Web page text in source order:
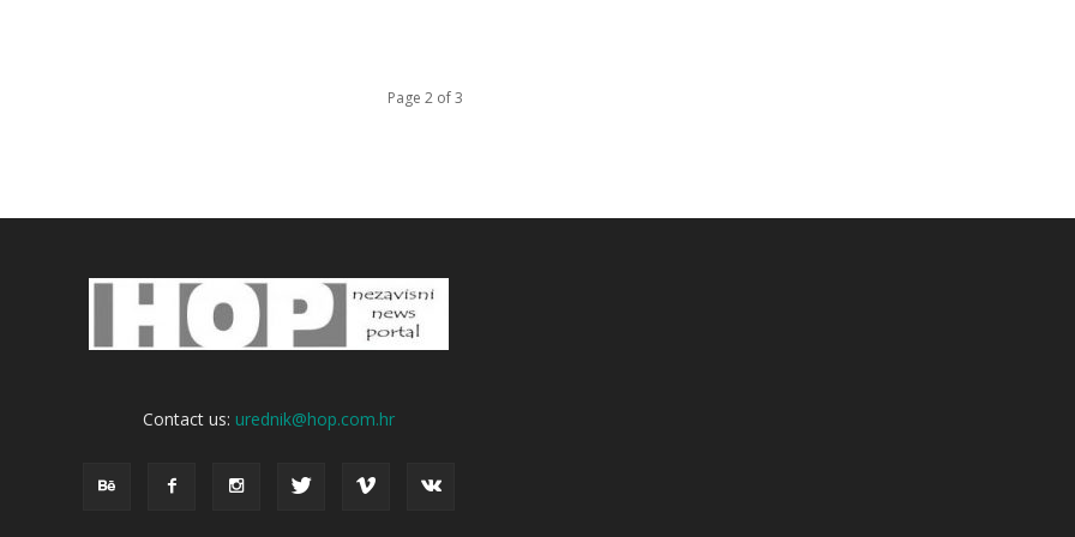
Page 2 of 3
Contact us: urednik@hop.com.hr